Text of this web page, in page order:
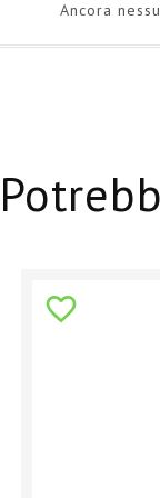
Ancora
favorite_border